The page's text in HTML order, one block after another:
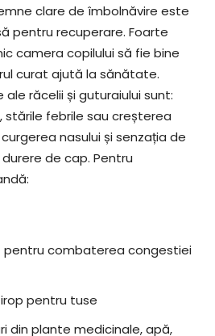
clare de îmbolnăvire este
pentru recuperare. Foarte
camera copilului să fie bine
curat ajută la sănătate.
răcelii și guturaiului sunt:
stările febrile sau creșterea
nasului și senzația de
de cap. Pentru
pentru combaterea congestiei
pentru tuse
din plante medicinale, apă,